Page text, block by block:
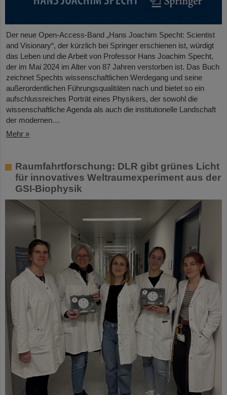
Der neue Open-Access-Band „Hans Joachim Specht: Scientist
and Visionary“, der kürzlich bei Springer erschienen ist, würdigt
das Leben und die Arbeit von Professor Hans Joachim Specht,
der im Mai 2024 im Alter von 87 Jahren verstorben ist. Das Buch
zeichnet Spechts wissenschaftlichen Werdegang und seine
außerordentlichen Führungsqualitäten nach und bietet so ein
aufschlussreiches Porträt eines Physikers, der sowohl die
wissenschaftliche Agenda als auch die institutionelle Landschaft
der modernen…
Mehr »
Raumfahrtforschung: DLR gibt grünes Licht
für innovatives Weltraumexperiment aus der
GSI-Biophysik